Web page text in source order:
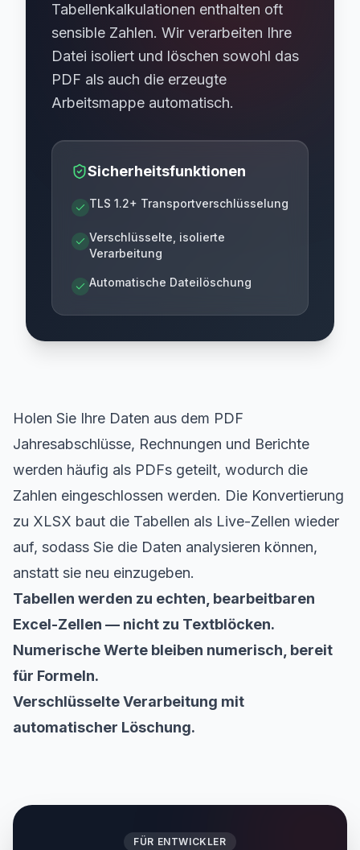
Tabellenkalkulationen enthalten oft
sensible Zahlen. Wir verarbeiten Ihre
Datei isoliert und löschen sowohl das
PDF als auch die erzeugte
Arbeitsmappe automatisch.
Sicherheitsfunktionen
TLS 1.2+ Transportverschlüsselung
Verschlüsselte, isolierte
Verarbeitung
Automatische Dateilöschung
Holen Sie Ihre Daten aus dem PDF
Jahresabschlüsse, Rechnungen und Berichte
werden häufig als PDFs geteilt, wodurch die
Zahlen eingeschlossen werden. Die Konvertierung
zu XLSX baut die Tabellen als Live-Zellen wieder
auf, sodass Sie die Daten analysieren können,
anstatt sie neu einzugeben.
Tabellen werden zu echten, bearbeitbaren
Excel-Zellen — nicht zu Textblöcken.
Numerische Werte bleiben numerisch, bereit
für Formeln.
Verschlüsselte Verarbeitung mit
automatischer Löschung.
FÜR ENTWICKLER